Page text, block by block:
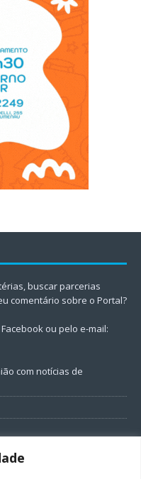
buscar parcerias
comentário sobre o Portal?
ou pelo e-mail:
com notícias de